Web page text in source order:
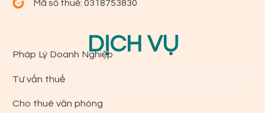
Mã số thuế: 0318753830
DỊCH VỤ
Pháp Lý Doanh Nghiệp
Tư vấn thuế
Cho thuê văn phòng